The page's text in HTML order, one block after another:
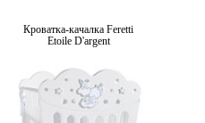
Кроватка-качалка Feretti
Etoile D'argent